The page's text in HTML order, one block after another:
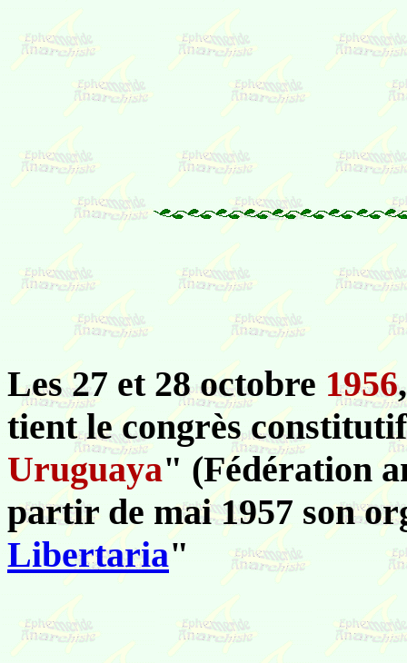
Les 27 et 28 octobre 1956
tient le congrès
Uruguaya" (Fédération
partir de mai 1957 son
Libertaria"